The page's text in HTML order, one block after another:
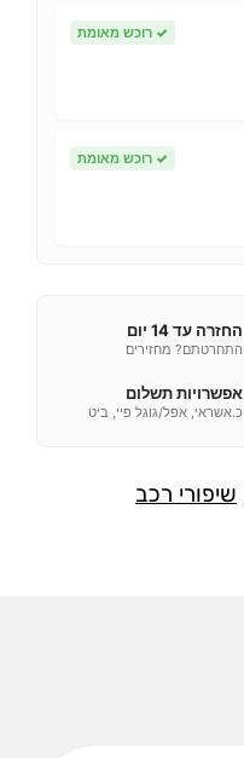
✓ רוכש מאומת
✓ רוכש מאומת
החזרה עד 14 יום
התחרטתם? מחזירים
אפשרויות תשלום
כ.אשראי, אפל/גוגל פיי, ביט
שיפורי רכב